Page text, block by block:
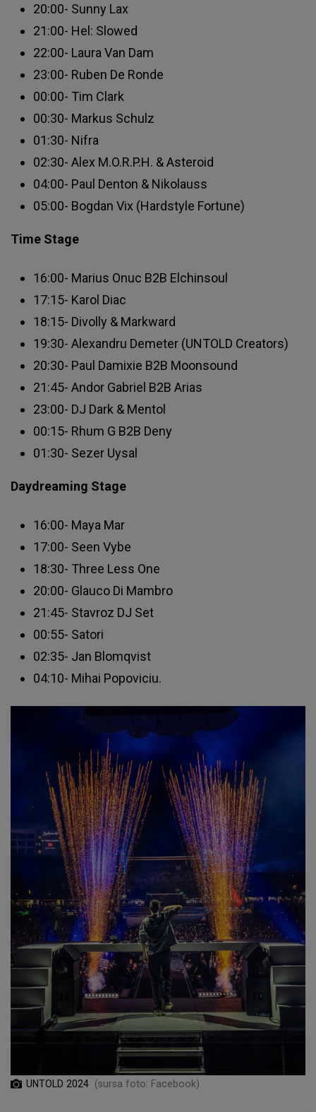
20:00- Sunny Lax
21:00- Hel: Slowed
22:00- Laura Van Dam
23:00- Ruben De Ronde
00:00- Tim Clark
00:30- Markus Schulz
01:30- Nifra
02:30- Alex M.O.R.P.H. & Asteroid
04:00- Paul Denton & Nikolauss
05:00- Bogdan Vix (Hardstyle Fortune)
Time Stage
16:00- Marius Onuc B2B Elchinsoul
17:15- Karol Diac
18:15- Divolly & Markward
19:30- Alexandru Demeter (UNTOLD Creators)
20:30- Paul Damixie B2B Moonsound
21:45- Andor Gabriel B2B Arias
23:00- DJ Dark & Mentol
00:15- Rhum G B2B Deny
01:30- Sezer Uysal
Daydreaming Stage
16:00- Maya Mar
17:00- Seen Vybe
18:30- Three Less One
20:00- Glauco Di Mambro
21:45- Stavroz DJ Set
00:55- Satori
02:35- Jan Blomqvist
04:10- Mihai Popoviciu.
UNTOLD 2024 (sursa foto: Facebook)